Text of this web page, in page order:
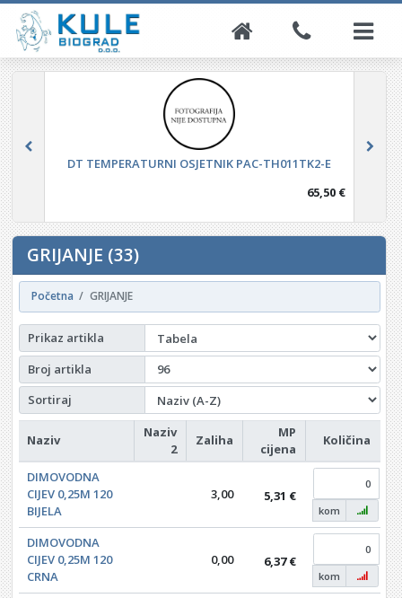
DT TEMPERATURNI OSJETNIK PAC-TH011TK2-E
65,50 €
GRIJANJE (33)
Početna GRIJANJE
Prikaz artikla
Broj artikla
Sortiraj
Naziv
Naziv
2
Zaliha
MP
cijena
Količina
DIMOVODNA
CIJEV 0,25M 120
BIJELA
3,00 5,31 €
kom
DIMOVODNA
CIJEV 0,25M 120
CRNA
0,00 6,37 €
kom